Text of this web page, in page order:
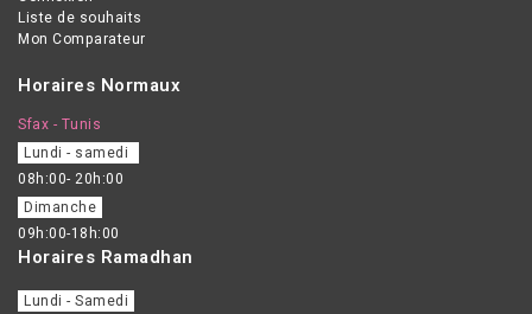
Liste de souhaits
Mon Comparateur
Horaires Normaux
Sfax - Tunis
Lundi - samedi
08h:00- 20h:00
Dimanche
09h:00-18h:00
Horaires Ramadhan
Lundi - Samedi